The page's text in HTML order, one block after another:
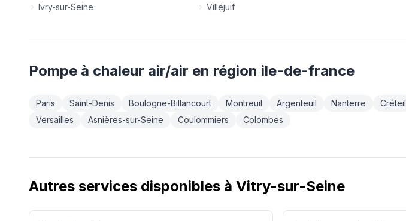
Ivry-sur-Seine
Villejuif
Pompe à chaleur air/air en région ile-de-france
Paris Saint-Denis Boulogne-Billancourt Montreuil Argenteuil Nanterre Créteil
Versailles
Asnières-sur-Seine Coulommiers Colombes
Autres services disponibles à Vitry-sur-Seine